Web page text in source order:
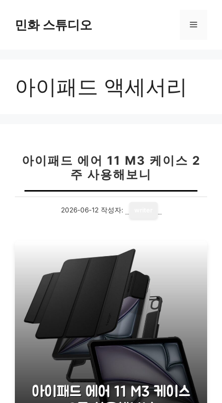
민화 스튜디오 메
아이패드 액세서리
아이패드 에어 11 M3 케이스 2
주 사용해보니
2026-06-12 작성자: